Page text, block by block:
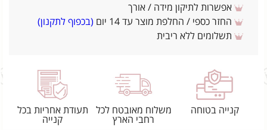
אפשרות לתיקון מידה / אורך
החזר כספי / החלפת מוצר עד 14 יום
(בכפוף לתקנון)
תשלומים ללא ריבית
קנייה בטוחה
משלוח מאובטח לכל
רחבי הארץ
תעודת אחריות בכל
קנייה